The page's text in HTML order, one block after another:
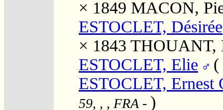
× 1849 MACON,
ESTOCLET, Désirée
× 1843 THOUANT,
ESTOCLET, Elie
(
ESTOCLET, Ernest
59, , , FRA - )